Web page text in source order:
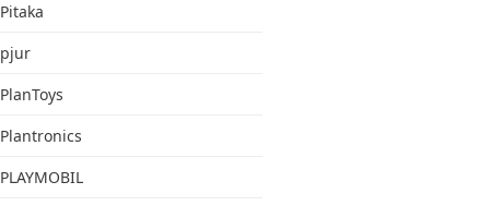
Pitaka
pjur
PlanToys
Plantronics
PLAYMOBIL